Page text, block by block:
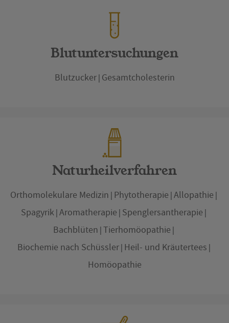
Blutuntersuchungen
Blutzucker Gesamtcholesterin
Naturheilverfahren
Orthomolekulare Medizin Phytotherapie Allopathie
Spagyrik Aromatherapie Spenglersantherapie
Bachblüten Tierhomöopathie
Biochemie nach Schüssler Heil- und Kräutertees
Homöopathie